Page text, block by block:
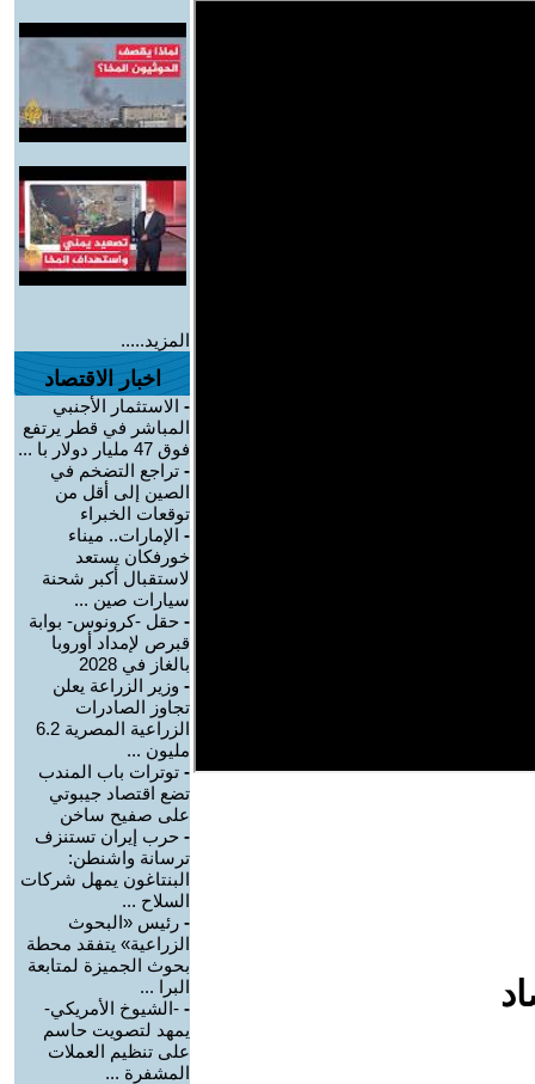
المزيد.....
اخبار الاقتصاد
- الاستثمار الأجنبي
المباشر في قطر يرتفع
فوق 47 مليار دولار با ...
- تراجع التضخم في
الصين إلى أقل من
توقعات الخبراء
- الإمارات.. ميناء
خورفكان يستعد
لاستقبال أكبر شحنة
سيارات صين ...
- حقل -كرونوس- بوابة
قبرص لإمداد أوروبا
بالغاز في 2028
- وزير الزراعة يعلن
تجاوز الصادرات
الزراعية المصرية 6.2
مليون ...
- توترات باب المندب
تضع اقتصاد جيبوتي
على صفيح ساخن
- حرب إيران تستنزف
ترسانة واشنطن:
البنتاغون يمهل شركات
السلاح ...
- رئيس «البحوث
الزراعية» يتفقد محطة
بحوث الجميزة لمتابعة
البرا ...
- -الشيوخ الأمريكي-
يمهد لتصويت حاسم
على تنظيم العملات
المشفرة ...